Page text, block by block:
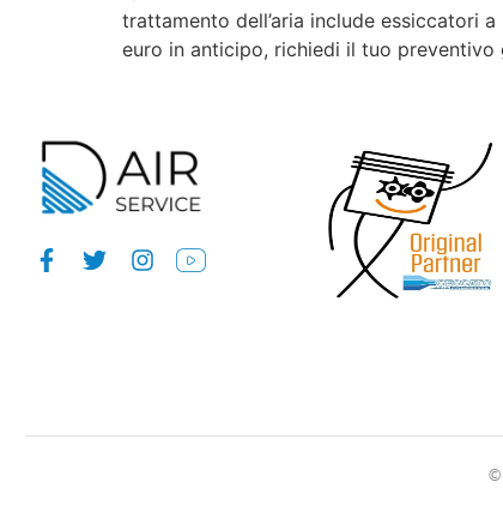
trattamento dell’aria include essiccatori
euro in anticipo, richiedi il tuo
©